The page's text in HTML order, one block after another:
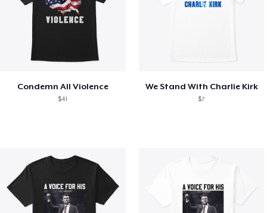
Condemn All Violence
$41
We Stand With Charlie Kirk
$7